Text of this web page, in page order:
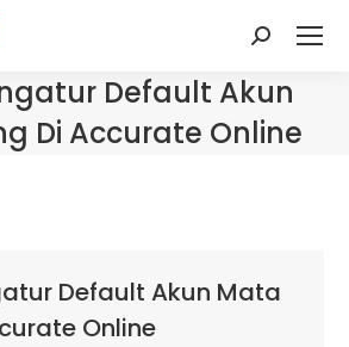
Search:
Default Akun
Di Accurate Online
Default Akun Mata
Online